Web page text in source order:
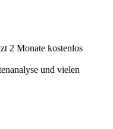
2 Monate kostenlos
und vielen